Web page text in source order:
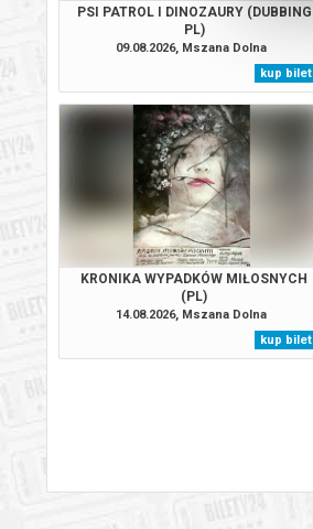
PSI PATROL I DINOZAURY (DUBBING
PL)
09.08.2026, Mszana Dolna
kup bilet
KRONIKA WYPADKÓW MIŁOSNYCH
(PL)
14.08.2026, Mszana Dolna
kup bilet